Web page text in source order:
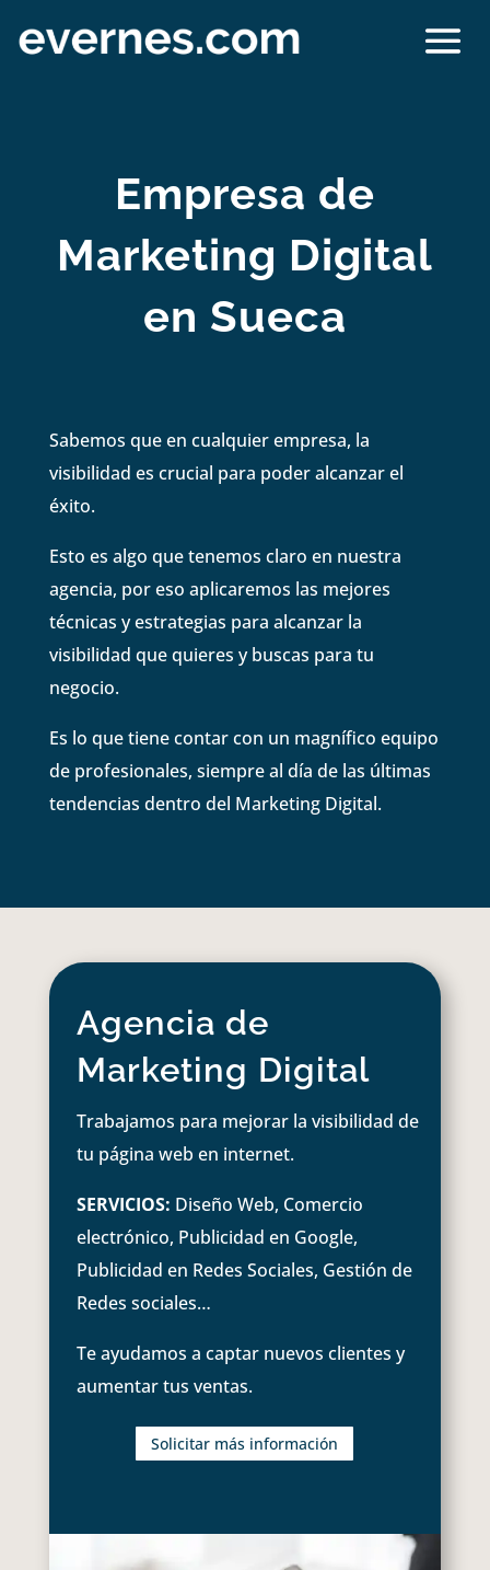
Empresa de
Marketing Digital
en Sueca
Sabemos que en cualquier empresa, la
visibilidad es crucial para poder alcanzar el
éxito.
Esto es algo que tenemos claro en nuestra
agencia, por eso aplicaremos las mejores
técnicas y estrategias para alcanzar la
visibilidad que quieres y buscas para tu
negocio.
Es lo que tiene contar con un magnífico equipo
de profesionales, siempre al día de las últimas
tendencias dentro del Marketing Digital.
Agencia de
Marketing Digital
Trabajamos para mejorar la visibilidad de
tu página web en internet.
SERVICIOS: Diseño Web, Comercio
electrónico, Publicidad en Google,
Publicidad en Redes Sociales, Gestión de
Redes sociales…
Te ayudamos a captar nuevos clientes y
aumentar tus ventas.
Solicitar más información